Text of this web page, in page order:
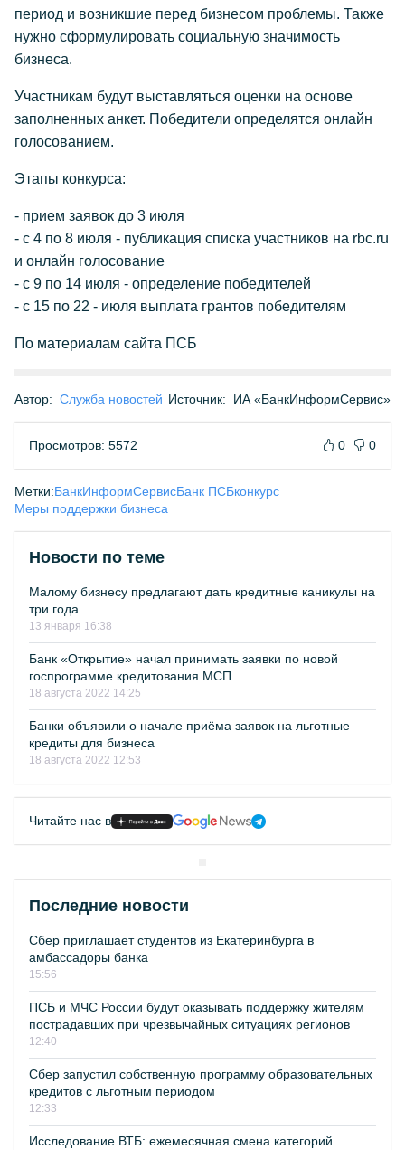
период и возникшие перед бизнесом проблемы. Также
нужно сформулировать социальную значимость
бизнеса.
Участникам будут выставляться оценки на основе
заполненных анкет. Победители определятся онлайн
голосованием.
Этапы конкурса:
- прием заявок до 3 июля
- c 4 по 8 июля - публикация списка участников на rbc.ru
и онлайн голосование
- с 9 по 14 июля - определение победителей
- c 15 по 22 - июля выплата грантов победителям
По материалам сайта ПСБ
Автор: Служба новостей Источник: ИА «БанкИнформСервис»
Просмотров: 5572 0 0
Метки:БанкИнформСервисБанк ПСБконкурс
Меры поддержки бизнеса
Новости по теме
Малому бизнесу предлагают дать кредитные каникулы на
три года
13 января 16:38
Банк «Открытие» начал принимать заявки по новой
госпрограмме кредитования МСП
18 августа 2022 14:25
Банки объявили о начале приёма заявок на льготные
кредиты для бизнеса
18 августа 2022 12:53
Читайте нас в
Последние новости
Сбер приглашает студентов из Екатеринбурга в
амбассадоры банка
15:56
ПСБ и МЧС России будут оказывать поддержку жителям
пострадавших при чрезвычайных ситуациях регионов
12:40
Сбер запустил собственную программу образовательных
кредитов с льготным периодом
12:33
Исследование ВТБ: ежемесячная смена категорий